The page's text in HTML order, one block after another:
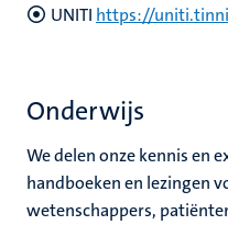
UNITI https://
Onderwijs
We delen onze kennis en
handboeken en lezingen
wetenschappers,